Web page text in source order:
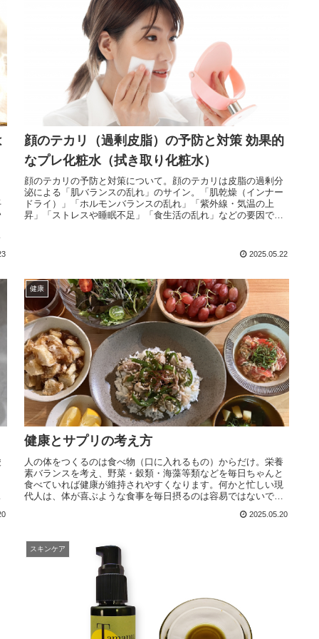
顔のテカリ（過剰皮脂）の予防と対策 効果的
なプレ化粧水（拭き取り化粧水）
顔のテカリの予防と対策について。顔のテカリは皮脂の過剰分
泌による「肌バランスの乱れ」のサイン。「肌乾燥（インナー
ドライ）」「ホルモンバランスの乱れ」「紫外線・気温の上
昇」「ストレスや睡眠不足」「食生活の乱れ」などの要因で
2025.05.22
健康
健康とサプリの考え方
人の体をつくるのは食べ物（口に入れるもの）からだけ。栄養
素バランスを考え、野菜・穀類・海藻等類などを毎日ちゃんと
食べていれば健康が維持されやすくなります。何かと忙しい現
代人は、体が喜ぶような食事を毎日摂るのは容易ではないでし
ればならない場合も出てきます。ただし、食事の見直しを怠
2025.05.20
スキンケア